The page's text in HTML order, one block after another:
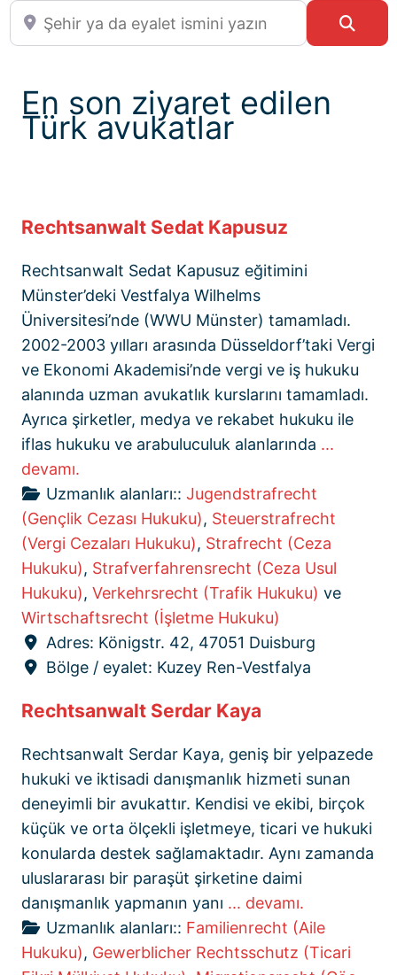
Şehir ya da eyalet ismini yazın
En son ziyaret edilen
Türk avukatlar
Rechtsanwalt Sedat Kapusuz
Rechtsanwalt Sedat Kapusuz eğitimini
Münster’deki Vestfalya Wilhelms
Üniversitesi’nde (WWU Münster) tamamladı.
2002-2003 yılları arasında Düsseldorf’taki Vergi
ve Ekonomi Akademisi’nde vergi ve iş hukuku
alanında uzman avukatlık kurslarını tamamladı.
Ayrıca şirketler, medya ve rekabet hukuku ile
iflas hukuku ve arabuluculuk alanlarında ...
devamı.
Uzmanlık alanları:: Jugendstrafrecht
(Gençlik Cezası Hukuku), Steuerstrafrecht
(Vergi Cezaları Hukuku), Strafrecht (Ceza
Hukuku), Strafverfahrensrecht (Ceza Usul
Hukuku), Verkehrsrecht (Trafik Hukuku) ve
Wirtschaftsrecht (İşletme Hukuku)
Adres: Königstr. 42, 47051 Duisburg
Bölge / eyalet: Kuzey Ren-Vestfalya
Rechtsanwalt Serdar Kaya
Rechtsanwalt Serdar Kaya, geniş bir yelpazede
hukuki ve iktisadi danışmanlık hizmeti sunan
deneyimli bir avukattır. Kendisi ve ekibi, birçok
küçük ve orta ölçekli işletmeye, ticari ve hukuki
konularda destek sağlamaktadır. Aynı zamanda
uluslararası bir paraşüt şirketine daimi
danışmanlık yapmanın yanı ... devamı.
Uzmanlık alanları:: Familienrecht (Aile
Hukuku), Gewerblicher Rechtsschutz (Ticari